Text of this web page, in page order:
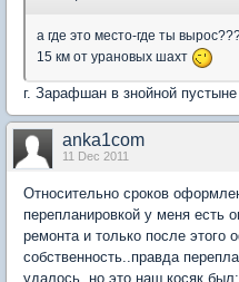
а где это место-где ты
15 км от урановых шахт
г. Зарафшан в знойной
anka1com
11 Dec 2011
Относительно сроков
перепланировкой у меня есть
ремонта и только после этого
собственность..правда
удалось..но это наш косяк